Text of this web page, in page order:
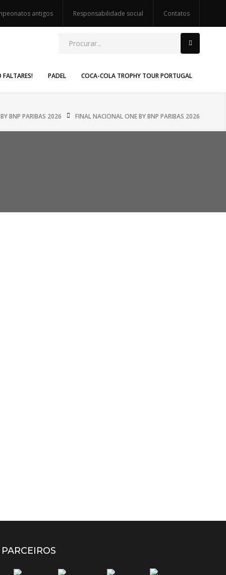
antigos Responsabilidade social Contatos
FALTARES! PADEL COCA-COLA TROPHY TOUR PORTUGAL
BNP PARIBAS 2026 FINAL NACIONAL ONE BY BNP PARIBAS 2026
PARCEIROS